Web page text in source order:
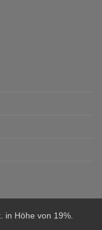
in Höhe von 19%.